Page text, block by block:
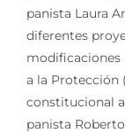
panista Laura
diferentes
modificaciones
a la Protección
constitucional
panista